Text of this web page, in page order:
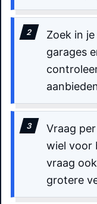
Zoek in
garages
Vraag
wiel voor
vraag
grotere